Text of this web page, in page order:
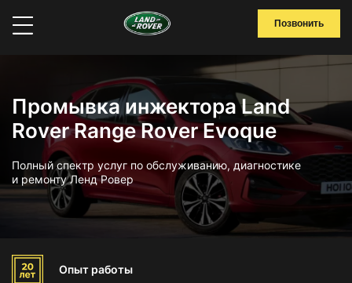
Позвонить
Промывка инжектора Land
Rover Range Rover Evoque
Полный спектр услуг по обслуживанию, диагностике
и ремонту Ленд Ровер
Опыт работы